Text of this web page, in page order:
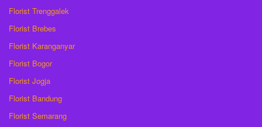
Florist Trenggalek
Florist Brebes
Florist Karanganyar
Florist Bogor
Florist Jogja
Florist Bandung
Florist Semarang